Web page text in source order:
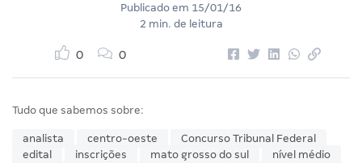
Publicado em 15/01/16
2 min. de leitura
0 0
Tudo que sabemos sobre:
analista centro-oeste
Concurso Tribunal Federal
edital
inscrições mato grosso do sul
nível médio